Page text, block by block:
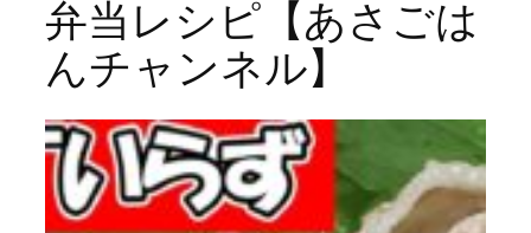
弁当レシピ【あさごは
んチャンネル】